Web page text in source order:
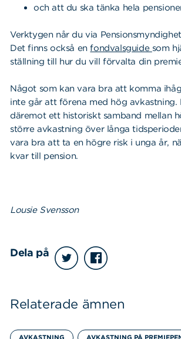
och att du ska tänka hela
Verktygen når du via
Det finns också enfondvalsguide som
ställning till hur du vill förvalta din
Något som kan vara bra att komma
inte går att förena med hög avkastning.
däremot ett historiskt samband mellan
större avkastning över långa
vara bra att ta en högre risk i unga år,
kvar till pension.
Lousie Svensson
Dela på
Relaterade ämnen
AVKASTNING AVKASTNING PÅ